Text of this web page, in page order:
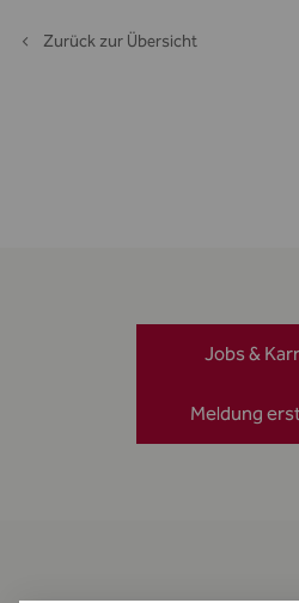
Zurück zur Übersicht
Jobs &
Meldung